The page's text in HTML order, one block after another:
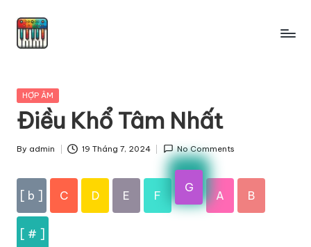
Skip
Posted
HỢP ÂM
Điều Khổ Tâm Nhất
Posted
By admin 19 Tháng 7, 2024 No Comments
[ b ] C D E F
G
A B
[ # ]